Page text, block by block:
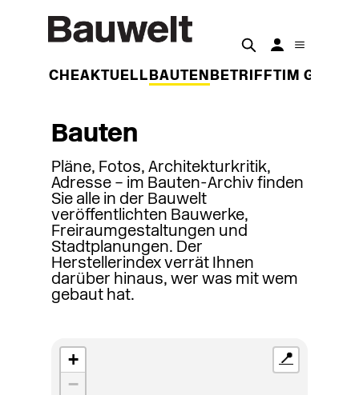
WOCHEAKTUELL BAUTEN BETRIFFT IM
Bauten
Pläne, Fotos, Architekturkritik,
Adresse – im Bauten-Archiv finden
Sie alle in der Bauwelt
veröffentlichten Bauwerke,
Freiraumgestaltungen und
Stadtplanungen. Der
Herstellerindex verrät Ihnen
darüber hinaus, wer was mit wem
gebaut hat.
+
−
📍